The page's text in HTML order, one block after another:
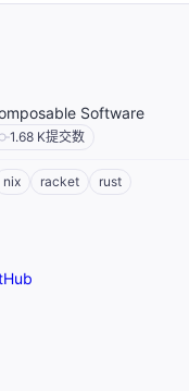
Software
1.68 K提交数
nix racket
rust